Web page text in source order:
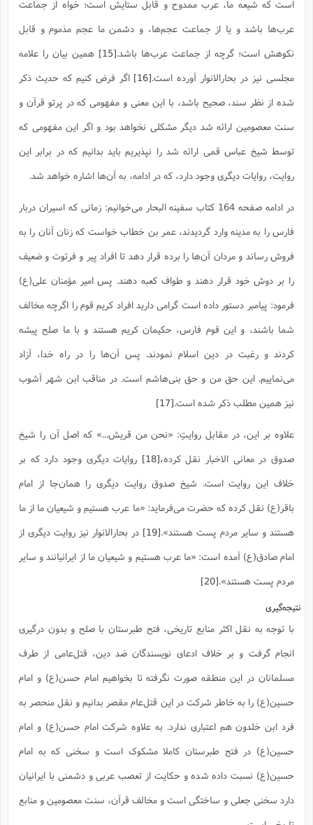
است که شیعه ما، عرب ممدوح و قابل ستایش است؛ خواه از جماعت
عرب‌ها باشد و یا از جماعت عجم‌ها، و دشمن ما عجم مذموم و قابل
نکوهش است؛ گرچه از جماعت عرب‌ها باشد.[15]
همین بیان را علامه
مجلسی نیز در بحارالانوار آورده است.[16]
اگر فرض کنیم که حدیث ذکر
شده از نظر سند، صحیح باشد، با این معنی و مفهومی که در پرتو قرآن و
سنت معصومین ارائه شد دیگر مشکلی نخواهد بود و اگر این مفهومی که
توسط شیخ عباس قمی ارائه شد را نپذیریم باید بدانیم که در برابر این
روایت، روایات دیگری وجود دارد، که در ادامه، به آن‌ها اشاره خواهد شد.
در ادامه صفحه 164 کتاب سفینه البحار می‌خوانیم: زمانی که اسیران دربار
فارس را به مدینه وارد گردیدند، عمر بن خطاب خواست که زنان آنان را به
فروش رساند و مردان آن‌ها را برده قرار دهد تا افراد پیر و فرتوت و ضعیف
را بر دوش خود قرار دهند و طواف کعبه دهند. پس امیر مؤمنان علی(ع)
فرمود: پیامبر دستور داده است گرامی دارید افراد کریم قوم را اگرچه مخالف
شما باشند، و این قوم فارس، حکیمان کریم هستند و با ما صلح پیشه
کردند و رغبت در دین اسلام نمودند. پس آن‌ها را در راه خدا، آزاد
می‌نماییم. این حق من و حق بنی‌هاشم است. در مناقب ابن شهر آشوب
نیز همین مطلب ذکر شده است.[17]
علاوه بر این، در مقابل روایتِ: «نحن من قریش...» که اصل آن را شیخ
صدوق در معانی الاخبار نقل کرده،[18]
روایات دیگری وجود دارد که بر
خلاف این روایت است. شیخ صدوق روایت دیگری را همان‌جا از امام
باقر(ع) نقل کرده که حضرت می‌فرماید: «ما عرب هستیم و شیعیان ما از ما
هستند و سایر مردم پست هستند».[19]
در بحارالانوار نیز روایت دیگری از
امام صادق(ع) آمده است: «ما عرب هستیم و شیعیان ما از ایرانیانند و سایر
مردم پست هستند».[20]
نتیجه‌گیری
با توجه به نقل اکثر منابع تاریخی، فتح طبرستان با صلح و بدون درگیری
انجام گرفت و بر خلاف ادعای نویسندگان ضد دین، قتل‌عامی از طرف
مسلمانان در این منطقه صورت نگرفته تا بخواهیم امام حسن(ع) و امام
حسین(ع) را به خاطر شرکت در این قتل‌عام مقصر بدانیم و نقل منحصر به
فرد ابن خلدون هم اعتباری ندارد. به علاوه شرکت امام حسن(ع) و امام
حسین(ع) در فتح طبرستان کاملا مشکوک است و سخنی که به امام
حسین(ع) نسبت داده شده و حکایت از تعصب عربی و دشمنی با ایرانیان
دارد سخنی جعلی و ساختگی است و مخالف قرآن، سنت معصومین و منابع